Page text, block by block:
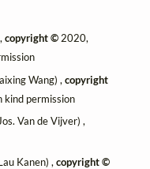
,copyright ©2020,
Wang) ,copyright
permission
Van de Vijver) ,
Kanen) ,copyright ©